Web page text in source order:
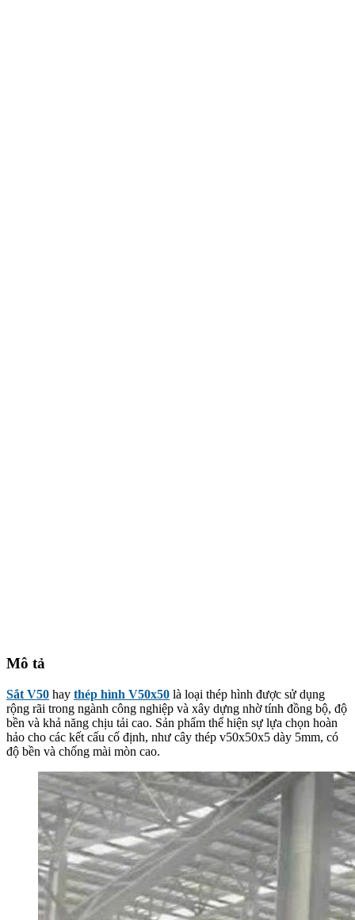
Mô tả
Sắt V50 hay thép hình V50x50 là loại thép hình được sử dụng
rộng rãi trong ngành công nghiệp và xây dựng nhờ tính đồng bộ, độ
bền và khả năng chịu tải cao. Sản phẩm thể hiện sự lựa chọn hoàn
hảo cho các kết cấu cố định, như cây thép v50x50x5 dày 5mm, có
độ bền và chống mài mòn cao.